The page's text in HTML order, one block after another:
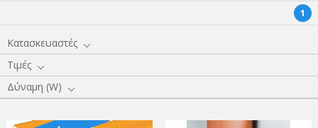
1
Κατασκευαστές
Τιμές
Δύναμη (W)